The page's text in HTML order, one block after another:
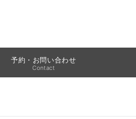
予約・お問い合わせ
Contact